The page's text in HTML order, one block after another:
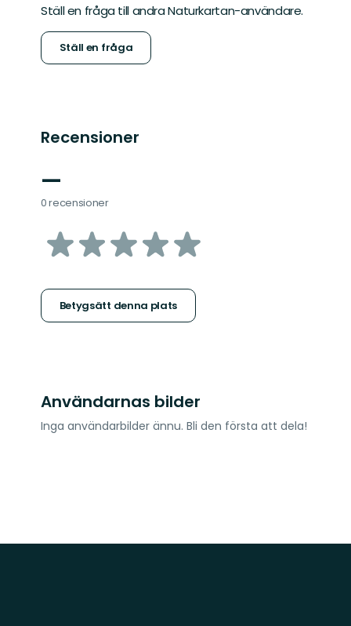
Ställ en fråga till andra Naturkartan-användare.
Ställ en fråga
Recensioner
—
0 recensioner
av
stjärnor
Betygsätt denna plats
Användarnas bilder
Inga användarbilder ännu. Bli den första att dela!